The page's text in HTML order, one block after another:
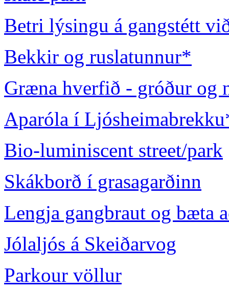
Betri lýsingu á gangstétt
Bekkir og ruslatunnur*
Græna hverfið - gróður og
Aparóla í
Bio-luminiscent street/park
Skákborð í grasagarðinn
Lengja gangbraut og bæta
Jólaljós á Skeiðarvog
Parkour völlur